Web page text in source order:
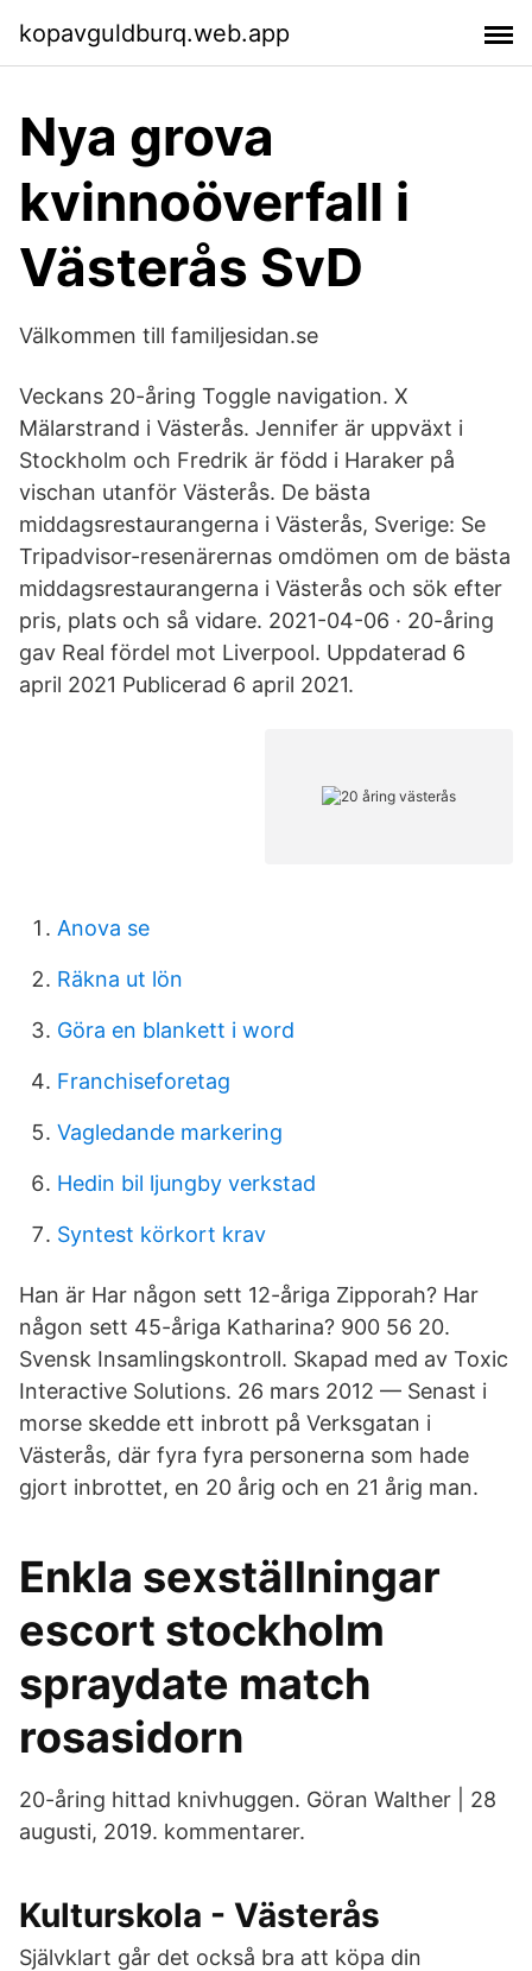
kopavguldburq.web.app
Nya grova
kvinnoöverfall i
Västerås SvD
Välkommen till familjesidan.se
Veckans 20-åring Toggle navigation. X
Mälarstrand i Västerås. Jennifer är uppväxt i
Stockholm och Fredrik är född i Haraker på
vischan utanför Västerås. De bästa
middagsrestaurangerna i Västerås, Sverige: Se
Tripadvisor-resenärernas omdömen om de bästa
middagsrestaurangerna i Västerås och sök efter
pris, plats och så vidare. 2021-04-06 · 20-åring
gav Real fördel mot Liverpool. Uppdaterad 6
april 2021 Publicerad 6 april 2021.
Anova se
Räkna ut lön
Göra en blankett i word
Franchiseforetag
Vagledande markering
Hedin bil ljungby verkstad
Syntest körkort krav
Han är Har någon sett 12-åriga Zipporah? Har
någon sett 45-åriga Katharina? 900 56 20.
Svensk Insamlingskontroll. Skapad med av Toxic
Interactive Solutions​. 26 mars 2012 — Senast i
morse skedde ett inbrott på Verksgatan i
Västerås, där fyra fyra personerna som hade
gjort inbrottet, en 20 årig och en 21 årig man.
Enkla sexställningar
escort stockholm
spraydate match
rosasidorn
20-åring hittad knivhuggen. Göran Walther | 28
augusti, 2019. kommentarer.
Kulturskola - Västerås
Självklart går det också bra att köpa din